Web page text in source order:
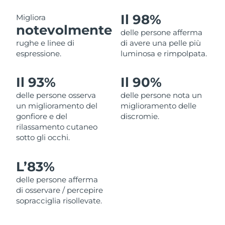
Migliora
notevolmente
rughe e linee di
espressione.
Il 98%
delle persone afferma
di avere una pelle più
luminosa e rimpolpata.
Il 93%
delle persone osserva
un miglioramento del
gonfiore e del
rilassamento cutaneo
sotto gli occhi.
Il 90%
delle persone nota un
miglioramento delle
discromie.
L’83%
delle persone afferma
di osservare / percepire
sopracciglia risollevate.
Polonia Consegna stimata8/12/26
Portogallo Consegna stimata8/11/26
Portorico Consegna stimata
Qatar Consegna stimata8/12/26
Riunione
Russia
Arabia Saudita